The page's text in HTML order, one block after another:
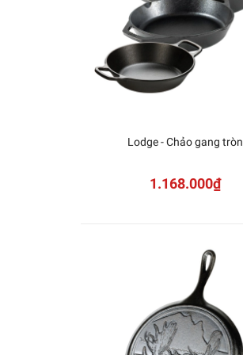
Lodge - Chảo gang tròn
1.168.000₫